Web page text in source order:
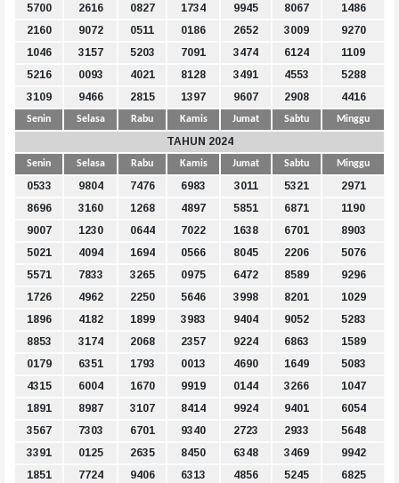
5700
2616 0827 1734 9945 8067
1486
2160
9072 0511 0186 2652 3009
9270
1046
3157 5203 7091 3474 6124
1109
5216
0093 4021 8128 3491 4553
5288
3109
9466 2815 1397 9607 2908 4416
Senin Selasa Rabu Kamis Jumat Sabtu Minggu
TAHUN 2024
Senin Selasa Rabu Kamis Jumat Sabtu Minggu
0533 9804 7476 6983 3011 5321
2971
8696
3160 1268 4897 5851 6871
1190
9007
1230 0644 7022 1638 6701
8903
5021
4094 1694 0566 8045 2206
5076
5571
7833 3265 0975 6472 8589
9296
1726
4962 2250 5646 3998 8201
1029
1896
4182 1899 3983 9404 9052
5283
8853
3174 2068 2357 9224 6863
1589
0179
6351 1793 0013 4690 1649
5083
4315
6004 1670 9919 0144 3266
1047
1891
8987 3107 8414 9924 9401
6054
3567
7303 6701 9340 2723 2933
5648
3391
0125 2635 8450 6348 3469
9942
1851
7724 9406 6313 4856 5245 6825